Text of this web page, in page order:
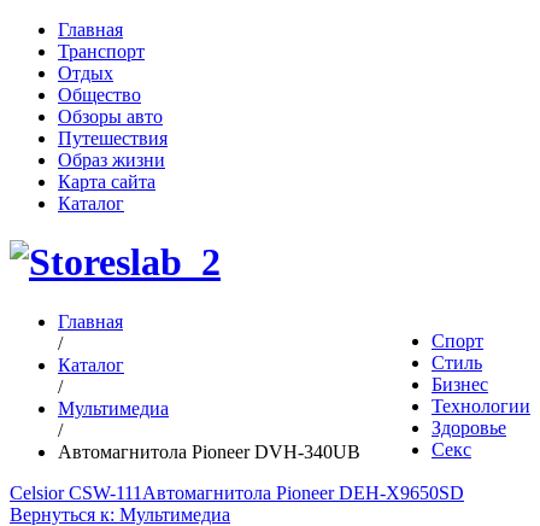
Главная
Транспорт
Отдых
Общество
Обзоры авто
Путешествия
Образ жизни
Карта сайта
Каталог
Спорт
Стиль
Бизнес
Технологии
Здоровье
Секс
Главная
/
Каталог
/
Мультимедиа
/
Автомагнитола Pioneer DVH-340UB
Celsior CSW-111 Автомагнитола Pioneer DEH-X9650SD
Вернуться к: Мультимедиа